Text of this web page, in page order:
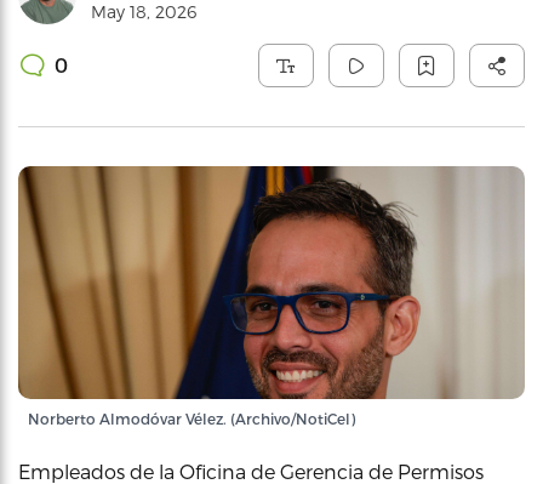
May 18, 2026
0
Norberto Almodóvar Vélez. (Archivo/NotiCel)
Empleados de la Oficina de Gerencia de Permisos